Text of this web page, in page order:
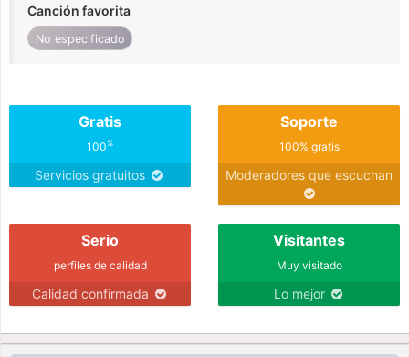
Canción favorita
No especificado
Gratis
100%
Servicios gratuitos
Soporte
100% gratis
Moderadores que escuchan
Serio
perfiles de calidad
Calidad confirmada
Visitantes
Muy visitado
Lo mejor